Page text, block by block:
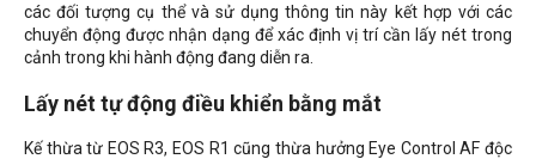
các đối tượng cụ thể và sử dụng thông tin này kết hợp với các
chuyển động được nhận dạng để xác định vị trí cần lấy nét trong
cảnh trong khi hành động đang diễn ra.
Lấy nét tự động điều khiển bằng mắt
Kế thừa từ EOS R3, EOS R1 cũng thừa hưởng Eye Control AF độc